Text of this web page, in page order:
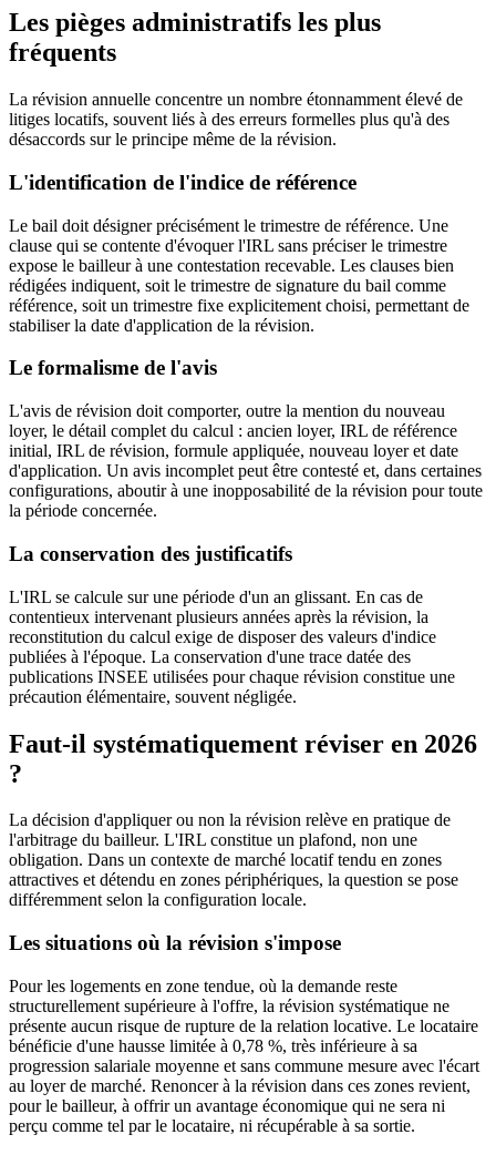
Les pièges administratifs les plus
fréquents
La révision annuelle concentre un nombre étonnamment élevé de
litiges locatifs, souvent liés à des erreurs formelles plus qu'à des
désaccords sur le principe même de la révision.
L'identification de l'indice de référence
Le bail doit désigner précisément le trimestre de référence. Une
clause qui se contente d'évoquer l'IRL sans préciser le trimestre
expose le bailleur à une contestation recevable. Les clauses bien
rédigées indiquent, soit le trimestre de signature du bail comme
référence, soit un trimestre fixe explicitement choisi, permettant de
stabiliser la date d'application de la révision.
Le formalisme de l'avis
L'avis de révision doit comporter, outre la mention du nouveau
loyer, le détail complet du calcul : ancien loyer, IRL de référence
initial, IRL de révision, formule appliquée, nouveau loyer et date
d'application. Un avis incomplet peut être contesté et, dans certaines
configurations, aboutir à une inopposabilité de la révision pour toute
la période concernée.
La conservation des justificatifs
L'IRL se calcule sur une période d'un an glissant. En cas de
contentieux intervenant plusieurs années après la révision, la
reconstitution du calcul exige de disposer des valeurs d'indice
publiées à l'époque. La conservation d'une trace datée des
publications INSEE utilisées pour chaque révision constitue une
précaution élémentaire, souvent négligée.
Faut-il systématiquement réviser en 2026
?
La décision d'appliquer ou non la révision relève en pratique de
l'arbitrage du bailleur. L'IRL constitue un plafond, non une
obligation. Dans un contexte de marché locatif tendu en zones
attractives et détendu en zones périphériques, la question se pose
différemment selon la configuration locale.
Les situations où la révision s'impose
Pour les logements en zone tendue, où la demande reste
structurellement supérieure à l'offre, la révision systématique ne
présente aucun risque de rupture de la relation locative. Le locataire
bénéficie d'une hausse limitée à 0,78 %, très inférieure à sa
progression salariale moyenne et sans commune mesure avec l'écart
au loyer de marché. Renoncer à la révision dans ces zones revient,
pour le bailleur, à offrir un avantage économique qui ne sera ni
perçu comme tel par le locataire, ni récupérable à sa sortie.